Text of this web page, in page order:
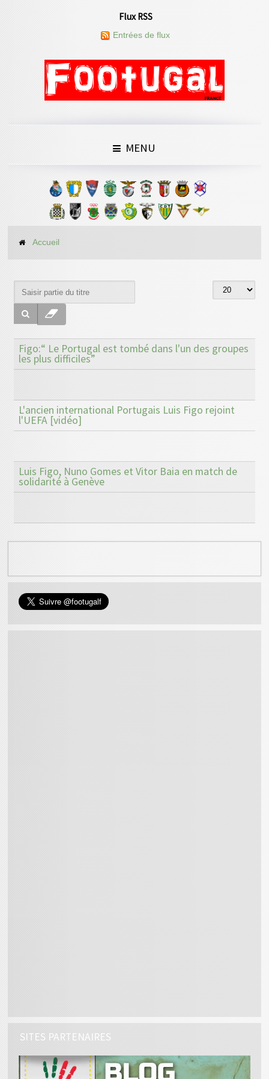
Flux RSS
Entrées de flux
MENU
Accueil
Figo:“ Le Portugal est tombé dans l'un des groupes
les plus difficiles”
L'ancien international Portugais Luis Figo rejoint
l'UEFA [vidéo]
Luis Figo, Nuno Gomes et Vitor Baia en match de
solidarité à Genève
SITES PARTENAIRES